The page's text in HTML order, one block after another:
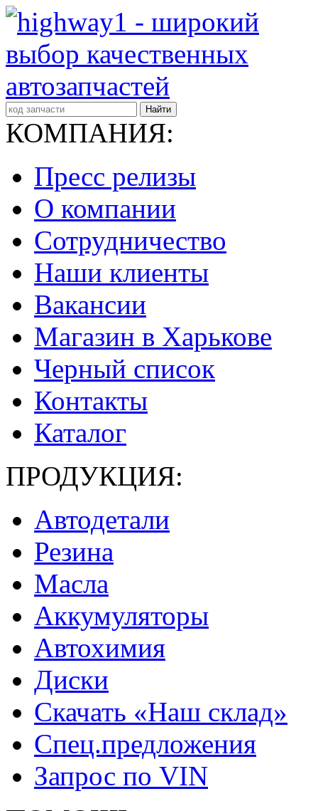
Найти
КОМПАНИЯ:
Пресс релизы
О компании
Сотрудничество
Наши клиенты
Вакансии
Магазин в Харькове
Черный список
Контакты
Каталог
ПРОДУКЦИЯ:
Автодетали
Резина
Масла
Аккумуляторы
Автохимия
Диски
Скачать «Наш склад»
Спец.предложения
Запрос по VIN